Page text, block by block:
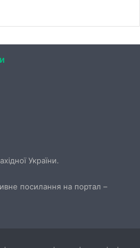
України.
посилання на портал –